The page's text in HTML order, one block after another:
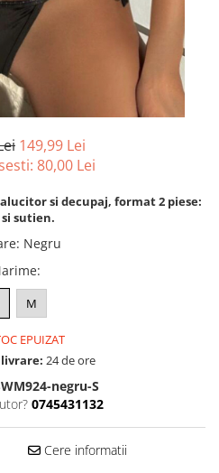
149,99 Lei
80,00 Lei
si decupaj, format 2 piese:
sutien.
: Negru
:
M
EPUIZAT
24 de ore
negru-S
0745431132
Cere informatii